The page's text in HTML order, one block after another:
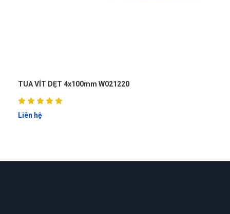
TUA VÍT DẸT 4x100mm W021220
Liên hệ